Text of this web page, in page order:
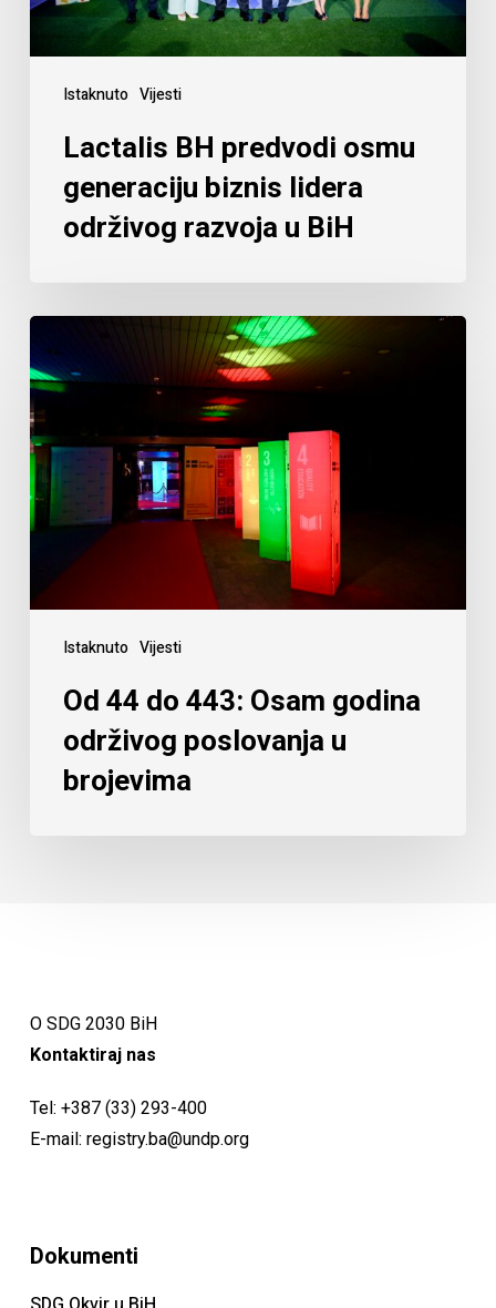
Istaknuto Vijesti
Lactalis BH predvodi osmu
generaciju biznis lidera
održivog razvoja u BiH
Istaknuto Vijesti
Od 44 do 443: Osam godina
održivog poslovanja u
brojevima
O SDG 2030 BiH
Kontaktiraj nas
Tel: +387 (33) 293-400
E-mail: registry.ba@undp.org
Dokumenti